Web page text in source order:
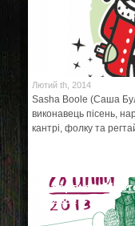
Лютий th, 2014
Sasha Boole (Саша
виконавець пісень,
кантрі, фолку та
28 серпня –
замком